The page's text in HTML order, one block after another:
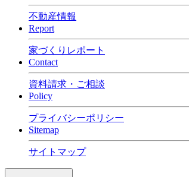
不動産情報
Report
家づくりレポート
Contact
資料請求・ご相談
Policy
プライバシーポリシー
Sitemap
サイトマップ